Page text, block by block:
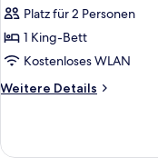
anzeigen
Platz für 2 Personen
1 King-Bett
Kostenloses WLAN
Weitere Details
Weitere